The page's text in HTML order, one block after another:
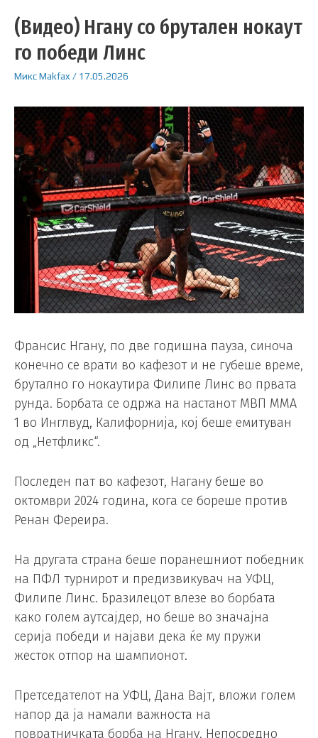
(Видео) Нгану со брутален нокаут
го победи Линс
МиксMakfax / 17.05.2026
Франсис Нгану, по две годишна пауза, синоча
конечно се врати во кафезот и не губеше време,
брутално го нокаутира Филипе Линс во првата
рунда. Борбата се одржа на настанот MВП MMA
1 во Инглвуд, Калифорнија, кој беше емитуван
од „Нетфликс“.
Последен пат во кафезот, Нагану беше во
октомври 2024 година, кога се бореше против
Ренан Фереира.
На другата страна беше поранешниот победник
на ПФЛ турнирот и предизвикувач на УФЦ,
Филипе Линс. Бразилецот влезе во борбата
како голем аутсајдер, но беше во значајна
серија победи и најави дека ќе му пружи
жесток отпор на шампионот.
Претседателот на УФЦ, Дана Вајт, вложи голем
напор да ја намали важноста на
повратничката борба на Нгану. Непосредно